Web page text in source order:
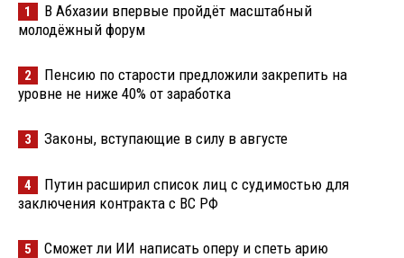
1
В Абхазии впервые пройдёт масштабный
молодёжный форум
2
Пенсию по старости предложили закрепить на
уровне не ниже 40% от заработка
3 Законы, вступающие в силу в августе
4
Путин расширил список лиц с судимостью для
заключения контракта с ВС РФ
5 Сможет ли ИИ написать оперу и спеть арию